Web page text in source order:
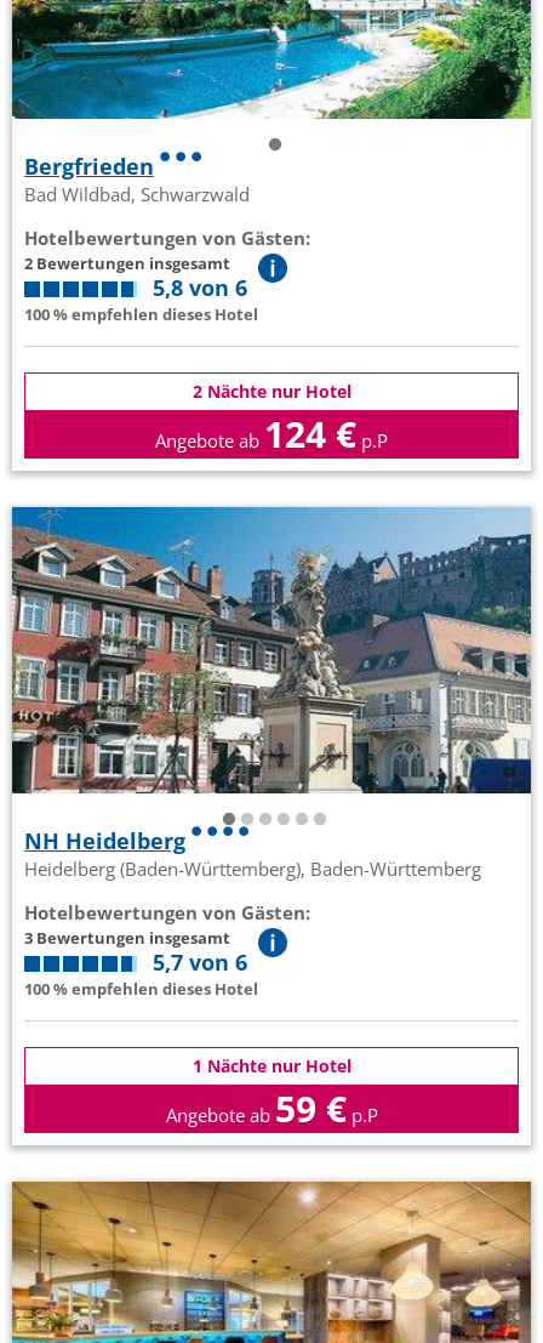
Bergfrieden
Bad Wildbad, Schwarzwald
Hotelbewertungen von Gästen:
2 Bewertungen insgesamt
5,8 von 6
100 % empfehlen dieses Hotel
2 Nächte nur Hotel
Angebote ab 124 € p.P
NH Heidelberg
Heidelberg (Baden-Württemberg), Baden-Württemberg
Hotelbewertungen von Gästen:
3 Bewertungen insgesamt
5,7 von 6
100 % empfehlen dieses Hotel
1 Nächte nur Hotel
Angebote ab 59 € p.P